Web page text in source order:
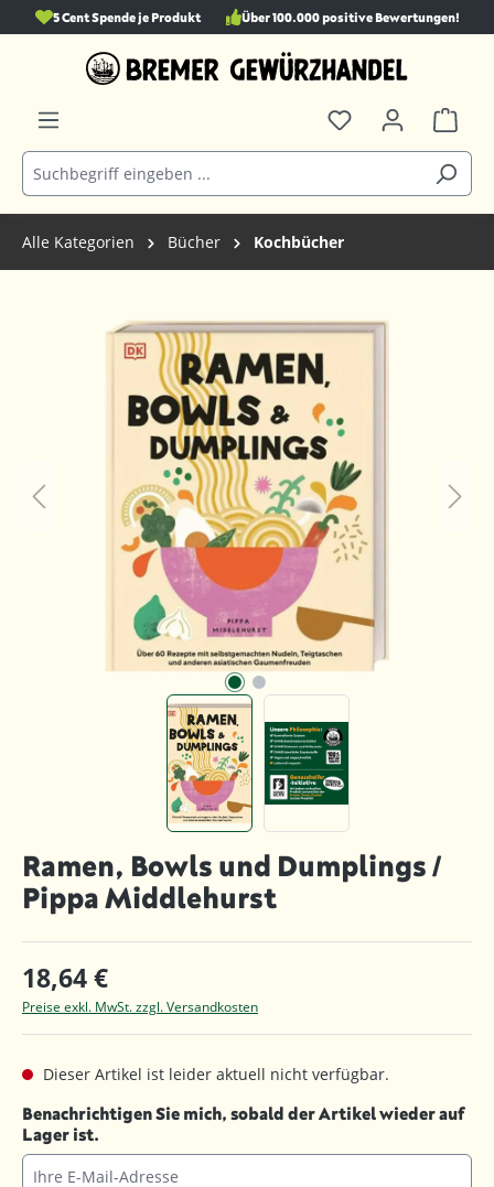
springen
5 Cent Spende je Produkt Über 100.000 positive Bewertungen!
Alle Kategorien Bücher Kochbücher
Ramen, Bowls und Dumplings /
Pippa Middlehurst
18,64 €
Preise exkl. MwSt. zzgl. Versandkosten
Dieser Artikel ist leider aktuell nicht verfügbar.
Benachrichtigen Sie mich, sobald der Artikel wieder auf
Lager ist.
Ihre E-Mail-Adresse